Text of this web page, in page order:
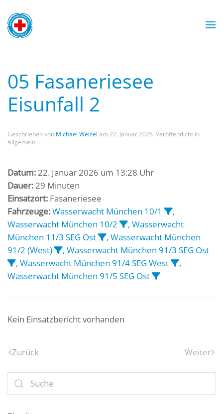
Zum Hauptinhalt springen
05 Fasaneriesee
Eisunfall 2
Geschrieben von Michael Welzel am 22. Januar 2026. Veröffentlicht in
Allgemein.
Datum:22. Januar 2026 um 13:28 Uhr
Dauer:29 Minuten
Einsatzort: Fasaneriesee
Fahrzeuge:Wasserwacht München 10/1
,
Wasserwacht München 10/2
, Wasserwacht
München 11/3 SEG Ost
, Wasserwacht München
91/2 (West)
, Wasserwacht München 91/3 SEG Ost
, Wasserwacht München 91/4 SEG West
,
Wasserwacht München 91/5 SEG Ost
Kein Einsatzbericht vorhanden
Zurück Weiter